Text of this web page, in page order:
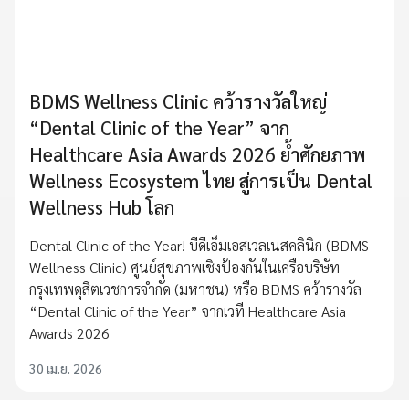
BDMS Wellness Clinic คว้ารางวัลใหญ่
“Dental Clinic of the Year” จาก
Healthcare Asia Awards 2026 ย้ำศักยภาพ
Wellness Ecosystem ไทย สู่การเป็น Dental
Wellness Hub โลก
Dental Clinic of the Year! บีดีเอ็มเอสเวลเนสคลินิก (BDMS
Wellness Clinic) ศูนย์สุขภาพเชิงป้องกันในเครือบริษัท
กรุงเทพดุสิตเวชการจำกัด (มหาชน) หรือ BDMS คว้ารางวัล
“Dental Clinic of the Year” จากเวที Healthcare Asia
Awards 2026
30 เม.ย. 2026